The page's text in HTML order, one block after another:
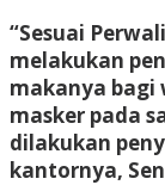
“Sesuai
melakukan
makanya bagi
masker pada
dilakukan
kantornya,